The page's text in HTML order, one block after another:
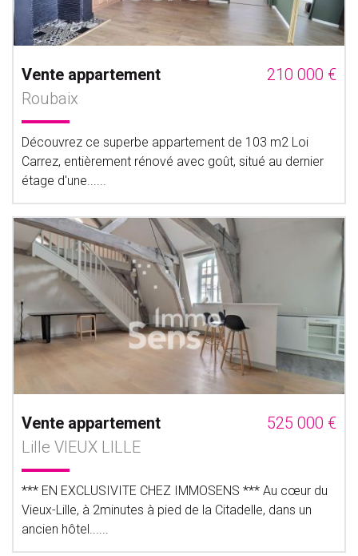
Vente appartement
210 000 €
Roubaix
Découvrez ce superbe appartement de 103 m2 Loi
Carrez, entièrement rénové avec goût, situé au dernier
étage d'une......
Vente appartement
525 000 €
Lille VIEUX LILLE
*** EN EXCLUSIVITE CHEZ IMMOSENS *** Au cœur du
Vieux-Lille, à 2minutes à pied de la Citadelle, dans un
ancien hôtel......